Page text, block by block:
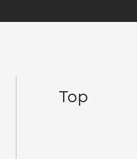
Top